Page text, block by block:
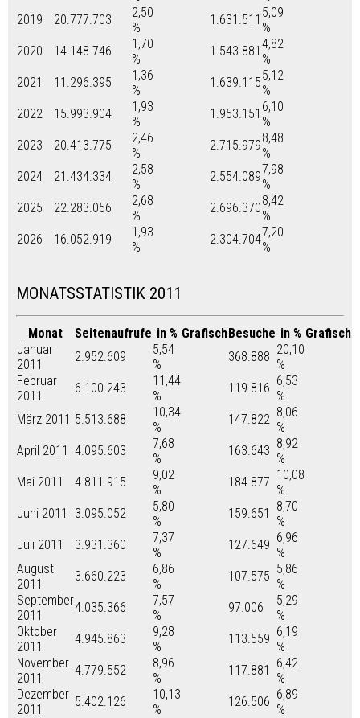
2019
20.777.703
2,50
%
1.631.511 5,09
%
2020
14.148.746
1,70
%
1.543.881 4,82
%
2021
11.296.395
1,36
%
1.639.1155,12
%
2022
15.993.904
1,93
%
1.953.151 6,10
%
2023
20.413.775
2,46
%
2.715.9798,48
%
2024
21.434.334
2,58
%
2.554.0897,98
%
2025
22.283.056
2,68
%
2.696.3708,42
%
2026
16.052.919
1,93
%
2.304.7047,20
%
MONATSSTATISTIK 2011
Monat Seitenaufrufe in % GrafischBesuche in % Grafisch
Januar
2011
2.952.609
5,54
%
368.888 20,10
%
Februar
2011
6.100.243
11,44
%
119.816 6,53
%
März 2011 5.513.688
10,34
%
147.822 8,06
%
April 2011 4.095.603
7,68
%
163.643 8,92
%
Mai 2011
4.811.915
9,02
%
184.877 10,08
%
Juni 2011
3.095.052
5,80
%
159.651
8,70
%
Juli 2011
3.931.360
7,37
%
127.649 6,96
%
August
2011
3.660.223
6,86
%
107.575 5,86
%
September
2011
4.035.366
7,57
%
97.006
5,29
%
Oktober
2011
4.945.863
9,28
%
113.559 6,19
%
November
2011
4.779.552
8,96
%
117.881
6,42
%
Dezember
2011
5.402.126
10,13
%
126.506 6,89
%